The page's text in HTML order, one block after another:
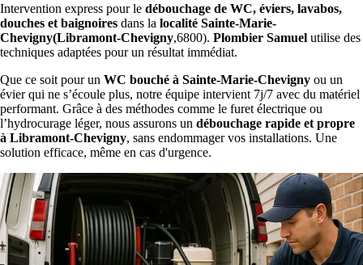
Intervention express pour le débouchage de WC, éviers, lavabos,
douches et baignoires dans la localité Sainte-Marie-
Chevigny(Libramont-Chevigny,6800). Plombier Samuel utilise des
techniques adaptées pour un résultat immédiat.
Que ce soit pour un WC bouché à Sainte-Marie-Chevigny ou un
évier qui ne s’écoule plus, notre équipe intervient 7j/7 avec du matériel
performant. Grâce à des méthodes comme le furet électrique ou
l’hydrocurage léger, nous assurons un débouchage rapide et propre
à Libramont-Chevigny, sans endommager vos installations. Une
solution efficace, même en cas d'urgence.